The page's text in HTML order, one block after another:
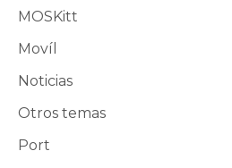
MOSKitt
Movíl
Noticias
Otros temas
Port